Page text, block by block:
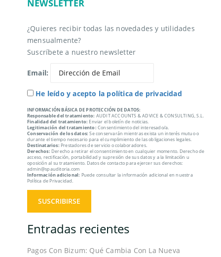
NEWSLETTER
¿Quieres recibir todas las novedades y utilidades
mensualmente?
Suscríbete a nuestro newsletter
Email:
He leído y acepto la política de privacidad
INFORMACIÓN BÁSICA DE PROTECCIÓN DE DATOS:
Responsable del tratamiento: AUDIT ACCOUNTS & ADVICE & CONSULTING, S.L.
Finalidad del tratamiento: Enviar el boletín de noticias.
Legitimación del tratamiento: Consentimiento del interesado/a.
Conservación de los datos: Se conservarán mientras exista un interés mutuo o
durante el tiempo necesario para el cumplimiento de las obligaciones legales.
Destinatarios: Prestadores de servicio o colaboradores.
Derechos: Derecho a retirar el consentimiento en cualquier momento. Derecho de
acceso, rectificación, portabilidad y supresión de sus datos y a la limitación u
oposición al su tratamiento. Datos de contacto para ejercer sus derechos:
admin@spauditoria.com
Información adicional: Puede consultar la información adicional en nuestra
Política de Privacidad.
Entradas recientes
Pagos Con Bizum: Qué Cambia Con La Nueva